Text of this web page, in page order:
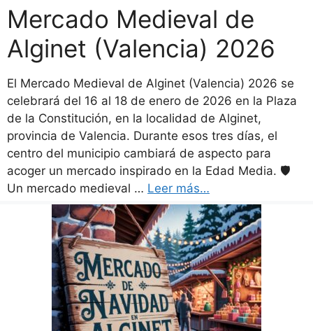
Mercado Medieval de
Alginet (Valencia) 2026
El Mercado Medieval de Alginet (Valencia) 2026 se
celebrará del 16 al 18 de enero de 2026 en la Plaza
de la Constitución, en la localidad de Alginet,
provincia de Valencia. Durante esos tres días, el
centro del municipio cambiará de aspecto para
acoger un mercado inspirado en la Edad Media. 🛡️
Un mercado medieval … Leer más…